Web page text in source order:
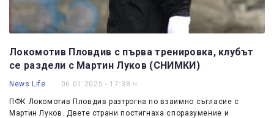
Локомотив Пловдив с първа тренировка, клубът
се раздели с Мартин Луков (СНИМКИ)
News Life 06.01.2025 - 17:38 ч.
ПФК Локомотив Пловдив разтрогна по взаимно съгласие с
Мартин Луков. Двете страни постигнаха споразумение и